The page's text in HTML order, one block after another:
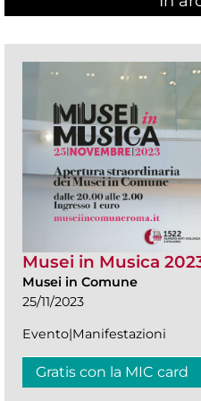
Musei in Musica
Musei in Comune
25/11/2023
Evento|Manifestazioni
Gratis con la MIC card